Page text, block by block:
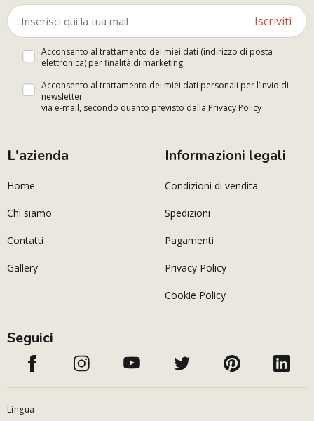
Iscriviti
Acconsento al trattamento dei miei dati (indirizzo di posta
elettronica) per finalità di marketing
Acconsento al trattamento dei miei dati personali per l’invio di
newsletter
via e-mail, secondo quanto previsto dalla Privacy Policy
L'azienda
Home
Chi siamo
Contatti
Gallery
Informazioni legali
Condizioni di vendita
Spedizioni
Pagamenti
Privacy Policy
Cookie Policy
Seguici
Lingua